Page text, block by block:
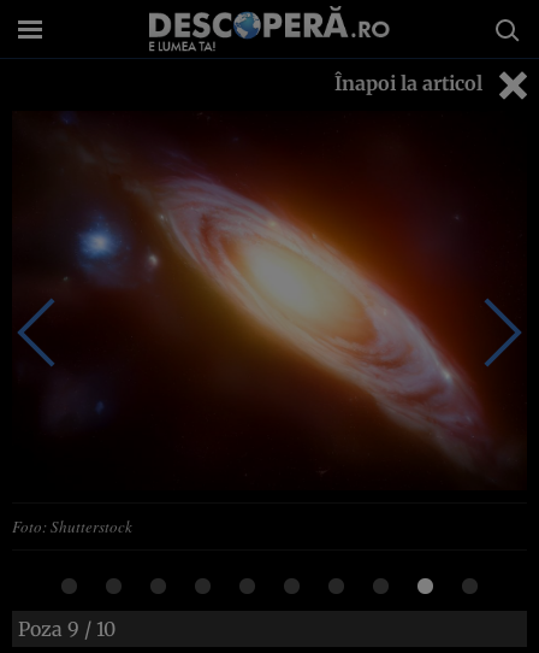
Înapoi la articol
Foto: Shutterstock
Poza 9 / 10